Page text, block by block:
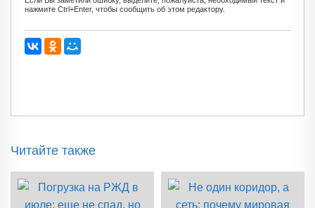
нажмите Ctrl+Enter, чтобы сообщить об этом редактору.
Читайте также